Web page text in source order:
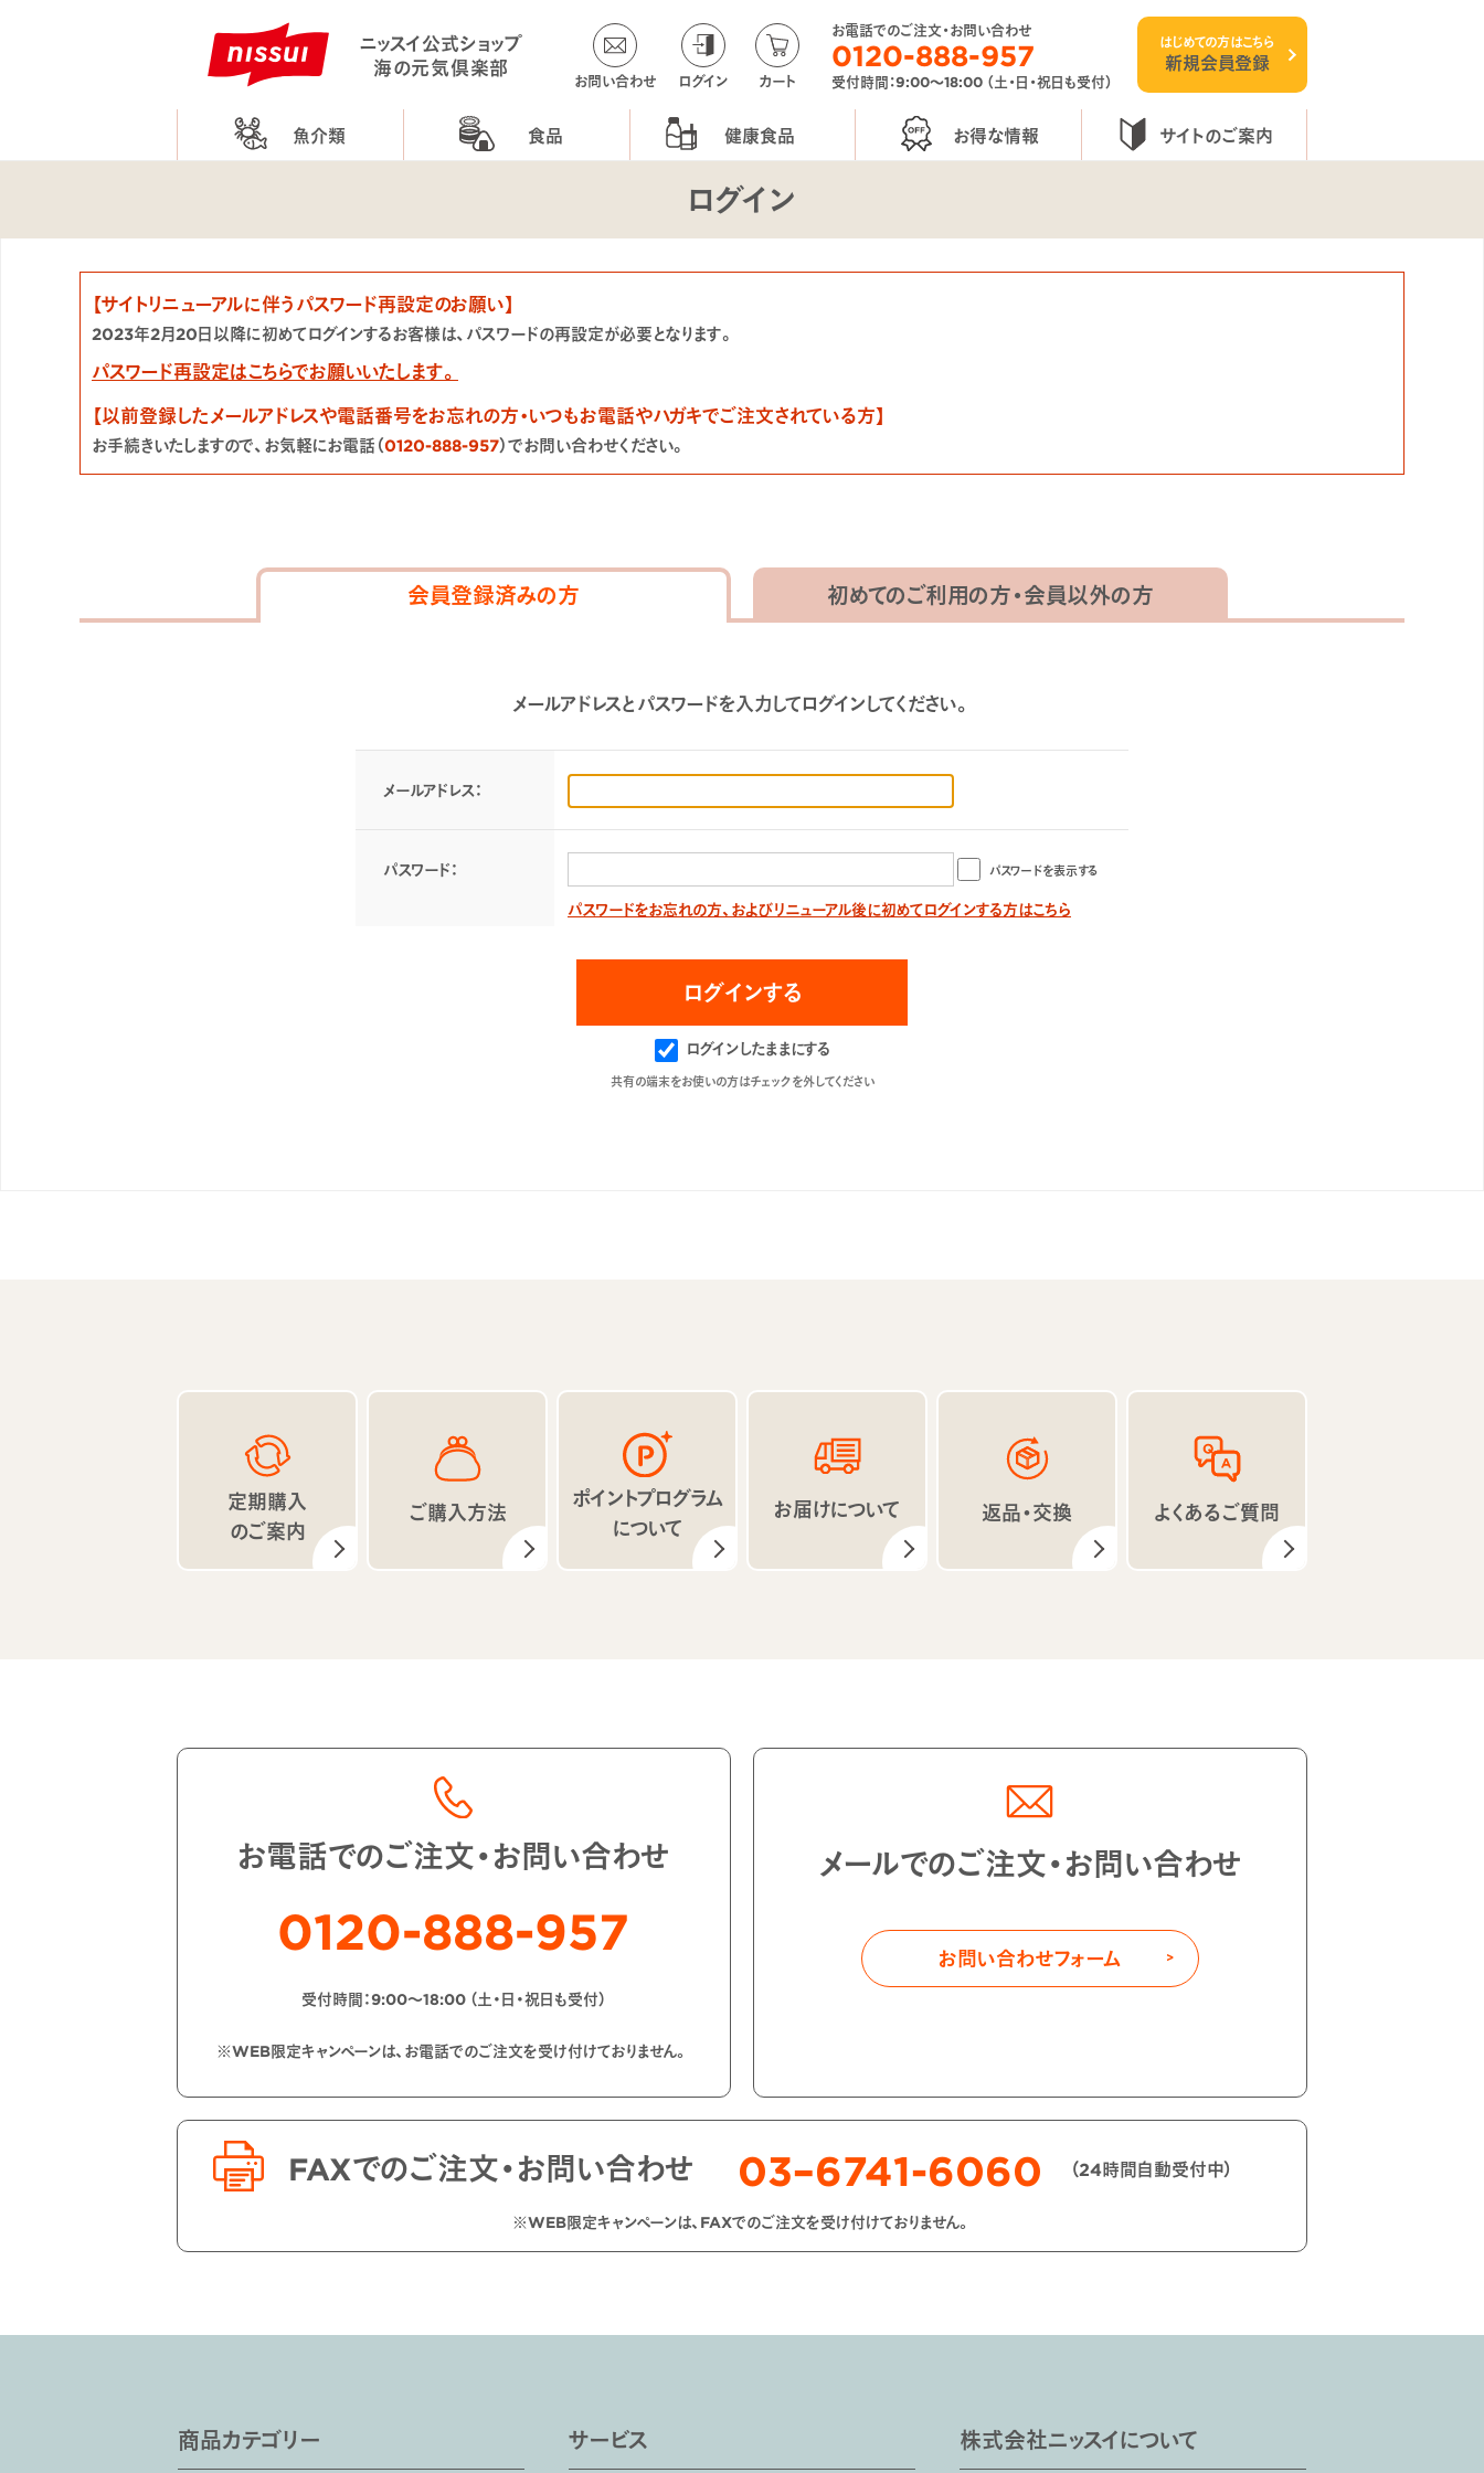
ニッスイ公式ショップ
海の元気倶楽部
お問い合わせ ログイン カート
お電話でのご注文・お問い合わせ
0120-888-957
受付時間：9:00〜18:00 （土・日・祝日も受付）
はじめての方はこちら
新規会員登録
魚介類 食品 健康食品 お得な情報 サイトのご案内
ログイン
【サイトリニューアルに伴うパスワード再設定のお願い】
2023年2月20日以降に初めてログインするお客様は、パスワードの再設定が必要となります。
パスワード再設定はこちらでお願いいたします。
【以前登録したメールアドレスや電話番号をお忘れの方・いつもお電話やハガキでご注文されている方】
お手続きいたしますので、お気軽にお電話（0120-888-957）でお問い合わせください。
会員登録済みの方 初めてのご利用の方・会員以外の方
メールアドレスとパスワードを入力してログインしてください。
メールアドレス：
パスワード： パスワードを表示する
パスワードをお忘れの方、およびリニューアル後に初めてログインする方はこちら
ログインしたままにする
共有の端末をお使いの方はチェックを外してください
定期購入
のご案内
ご購入方法
ポイントプログラム
について
お届けについて 返品・交換 よくあるご質問
お電話でのご注文・お問い合わせ
0120-888-957
受付時間：9:00〜18:00 （土・日・祝日も受付）
※WEB限定キャンペーンは、お電話でのご注文を受け付けておりません。
メールでのご注文・お問い合わせ
お問い合わせフォーム
FAXでのご注文・お問い合わせ 03–6741-6060 （24時間自動受付中）
※WEB限定キャンペーンは、FAXでのご注文を受け付けておりません。
商品カテゴリー サービス 株式会社ニッスイについて